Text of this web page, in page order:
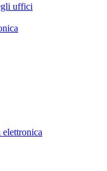
uffici
elettronica